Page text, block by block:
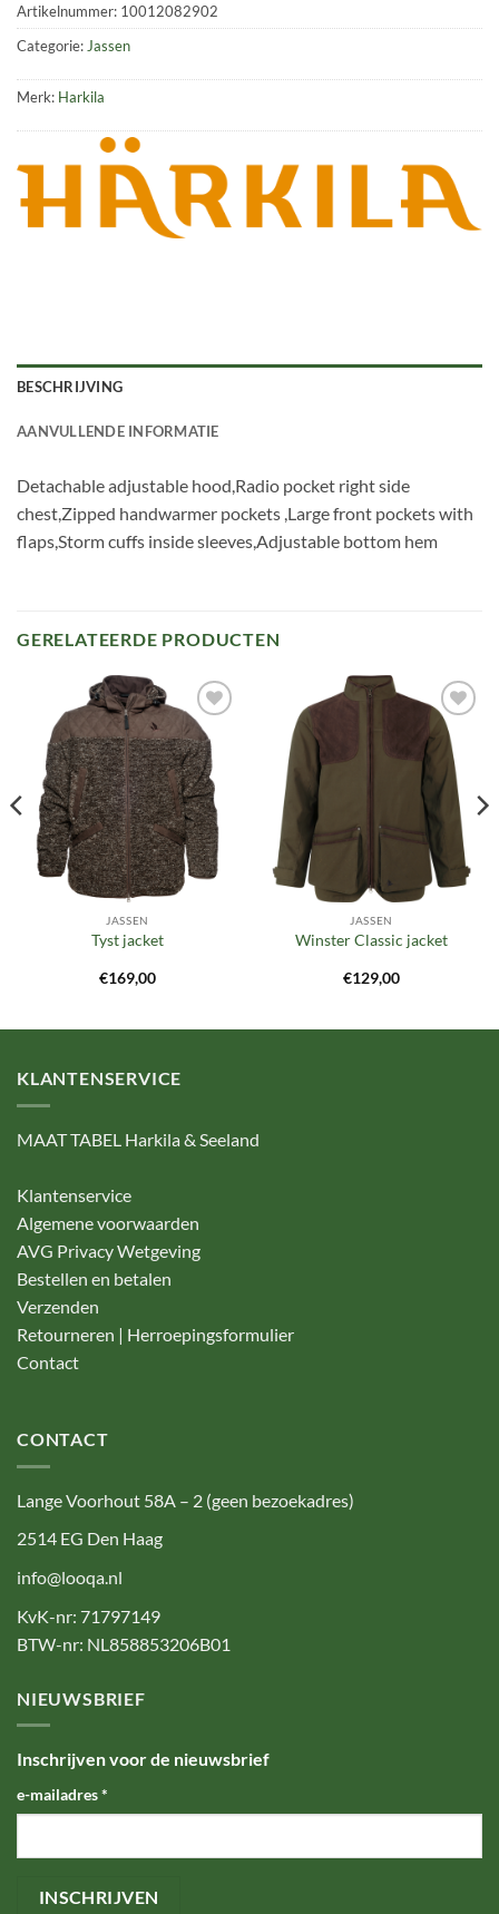
Artikelnummer: 10012082902
Categorie: Jassen
Merk: Harkila
BESCHRIJVING
AANVULLENDE INFORMATIE
Detachable adjustable hood,Radio pocket right side
chest,Zipped handwarmer pockets ,Large front pockets with
flaps,Storm cuffs inside sleeves,Adjustable bottom hem
GERELATEERDE PRODUCTEN
Toevoegen
aan
verlanglijst
JASSEN
Tyst jacket
€169,00
Toevoegen
aan
verlanglijst
JASSEN
Winster Classic jacket
€129,00
KLANTENSERVICE
MAAT TABEL Harkila & Seeland
Klantenservice
Algemene voorwaarden
AVG Privacy Wetgeving
Bestellen en betalen
Verzenden
Retourneren | Herroepingsformulier
Contact
CONTACT
Lange Voorhout 58A – 2 (geen bezoekadres)
2514 EG Den Haag
info@looqa.nl
KvK-nr: 71797149
BTW-nr: NL858853206B01
NIEUWSBRIEF
Inschrijven voor de nieuwsbrief
e-mailadres*